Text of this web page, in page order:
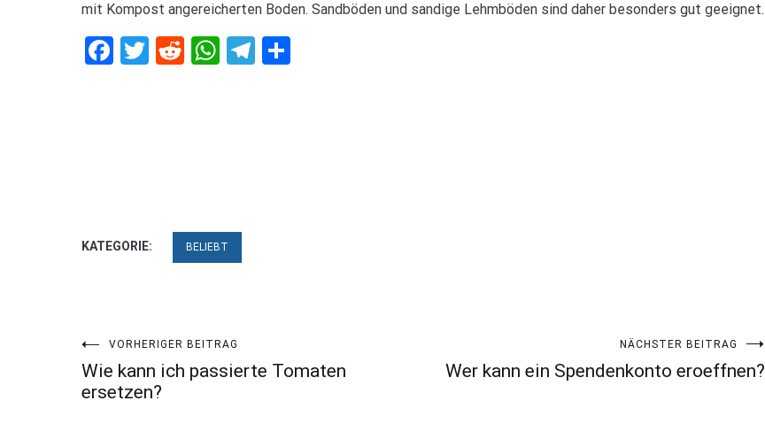
mit Kompost angereicherten Boden. Sandböden und sandige Lehmböden sind daher besonders gut geeignet.
Facebook
Twitter
RedditWhatsApp
Telegram
KATEGORIE: BELIEBT
Beitragsnavigation
VORHERIGER BEITRAG
Wie kann ich passierte Tomaten
ersetzen?
NÄCHSTER BEITRAG
Wer kann ein Spendenkonto eroeffnen?